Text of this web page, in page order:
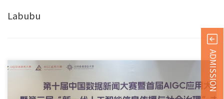
Labubu
ADMISSION